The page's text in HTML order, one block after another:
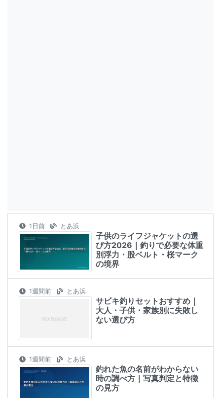
1日前 とあ浜
子供のライフジャケットの選
び方2026｜釣りで必要な体重
別浮力・股ベルト・桜マーク
の境界
1週間前 とあ浜
サビキ釣りセットおすすめ｜
大人・子供・家族別に失敗し
ない選び方
1週間前 とあ浜
釣れた魚の名前がわからない
時の調べ方｜写真判定と特徴
の見方